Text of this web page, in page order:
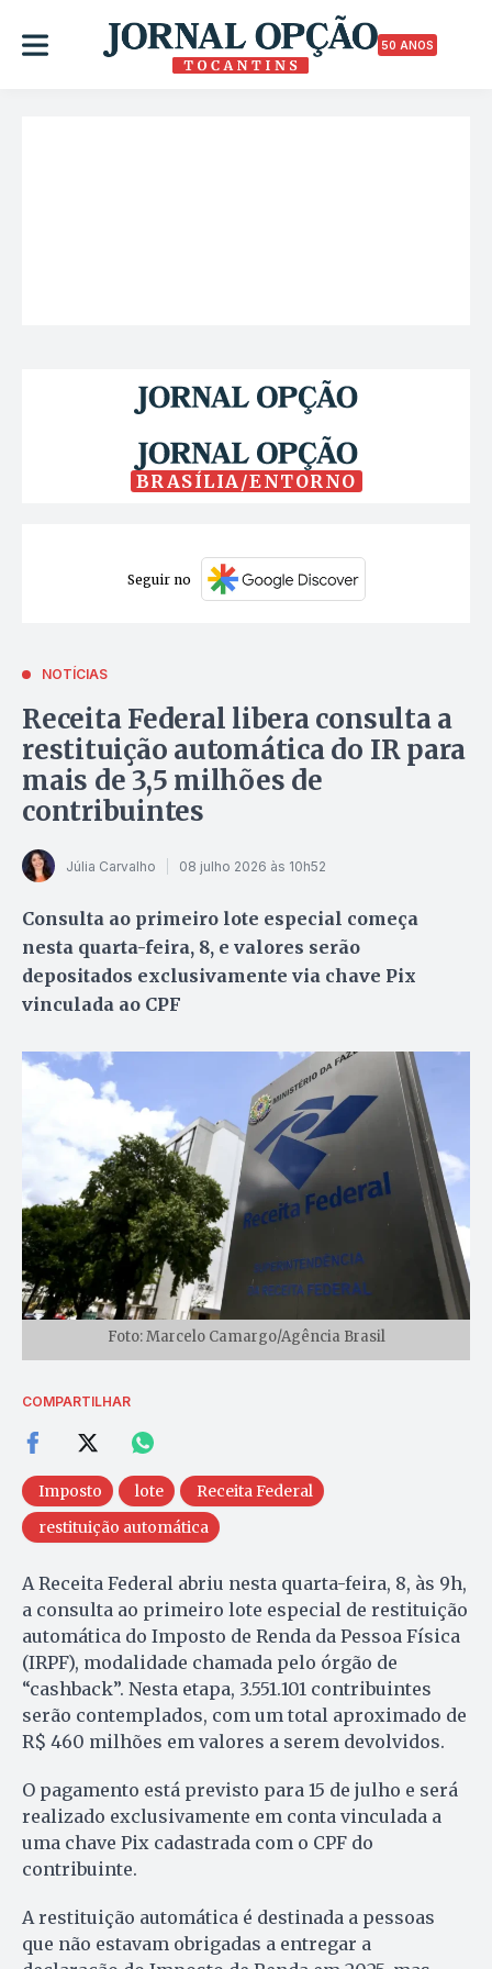
50 ANOS
BRASÍLIA/ENTORNO
Seguir no
NOTÍCIAS
Receita Federal libera consulta a
restituição automática do IR para
mais de 3,5 milhões de
contribuintes
Júlia Carvalho 08 julho 2026 às 10h52
Consulta ao primeiro lote especial começa
nesta quarta-feira, 8, e valores serão
depositados exclusivamente via chave Pix
vinculada ao CPF
Foto: Marcelo Camargo/Agência Brasil
COMPARTILHAR
Imposto lote
Receita Federal
restituição automática
A Receita Federal abriu nesta quarta-feira, 8, às 9h,
a consulta ao primeiro lote especial de restituição
automática do Imposto de Renda da Pessoa Física
(IRPF), modalidade chamada pelo órgão de
“cashback”. Nesta etapa, 3.551.101 contribuintes
serão contemplados, com um total aproximado de
R$ 460 milhões em valores a serem devolvidos.
O pagamento está previsto para 15 de julho e será
realizado exclusivamente em conta vinculada a
uma chave Pix cadastrada com o CPF do
contribuinte.
A restituição automática é destinada a pessoas
que não estavam obrigadas a entregar a